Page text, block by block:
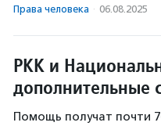
Права человека · 06.08.2025
РКК и
дополнительные
Помощь получат почти